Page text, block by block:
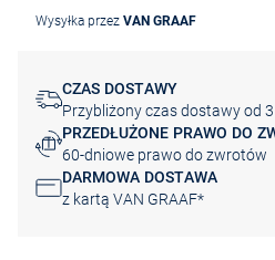
Wysyłka przez VAN GRAAF
CZAS DOSTAWY
Przybliżony czas dostawy od
PRZEDŁUŻONE PRAWO DO
60-dniowe prawo do zwrotów
DARMOWA DOSTAWA
z kartą VAN GRAAF*